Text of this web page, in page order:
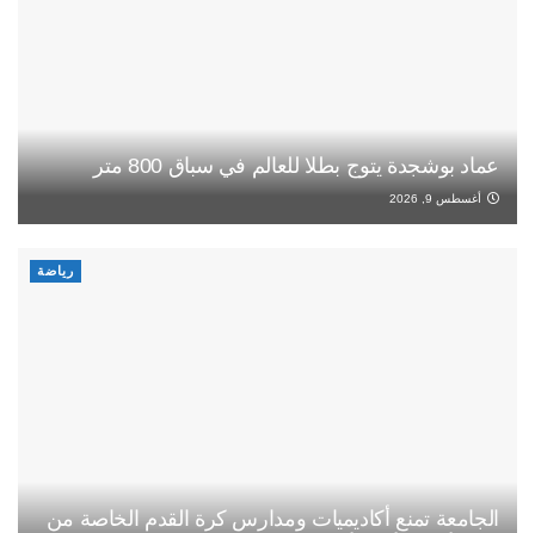
عماد بوشجدة يتوج بطلا للعالم في سباق 800 متر
أغسطس 9, 2026
رياضة
الجامعة تمنع أكاديميات ومدارس كرة القدم الخاصة من